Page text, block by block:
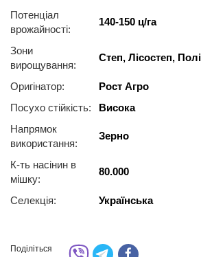
Потенціал
врожайності:
140-150 ц/га
Зони
вирощування:
Степ, Лісостеп,
Оригінатор:
Рост Агро
Посухо стійкість:
Висока
Напрямок
використання:
Зерно
К-ть насінин в
мішку:
80.000
Селекція: Українська
Поділіться